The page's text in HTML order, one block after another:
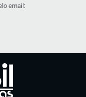
email: